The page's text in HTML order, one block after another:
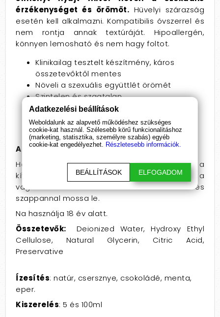
érzékenységet és örömöt. Hüvelyi szárazság
esetén kell alkalmazni. Kompatibilis óvszerrel és
nem rontja annak textúráját. Hipoallergén,
könnyen lemosható és nem hagy foltot.
Klinikailag tesztelt készítmény, káros
összetevőktől mentes
Növeli a szexuális együttlét örömét
Szintelen és szagtalan
Kompatibilis az óvszerekkel és a szexuális
játékokkal
A Joy Drops síkosító használata
Használjon megfelelő mennyiségű síkosítót a
kívánt nedvesség eléréséhez a péniszre vagy a
vaginára kenve. Használat után vízzel és
szappannal mossa le.
Na használja 18 év alatt.
Összetevők:
Deionized Water, Hydroxy Ethyl
Cellulose, Natural Glycerin, Citric Acid,
Preservative
Ízesítés: natúr, csersznye, csokoládé, menta,
eper.
Kiszerelés: 5 és 100ml
Adatkezelési beállítások
Weboldalunk az alapvető működéshez szükséges
cookie-kat használ. Szélesebb körű funkcionalitáshoz
(marketing, statisztika, személyre szabás) egyéb
cookie-kat engedélyezhet. Részletesebb információk.
BEÁLLÍTÁSOK ELFOGADOM